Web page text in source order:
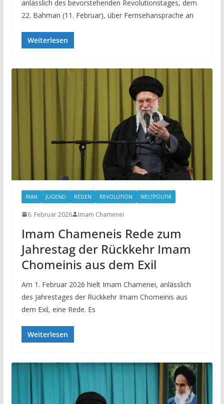
anlässlich des bevorstehenden Revolutionstages, dem
22. Bahman (11. Februar), über Fernsehansprache an
Weiterlesen
IRAN JUGEND REDEN REVOLUTION WELTPOLITIK
6. Februar 2026 Imam Chamenei
Imam Chameneis Rede zum
Jahrestag der Rückkehr Imam
Chomeinis aus dem Exil
Am 1. Februar 2026 hielt Imam Chamenei, anlässlich
des Jahrestages der Rückkehr Imam Chomeinis aus
dem Exil, eine Rede. Es
Weiterlesen